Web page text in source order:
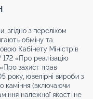
згідно з переліком
обміну та
Кабінету Міністрів
«Про реалізацію
захист прав
року, ювелірні вироби з
каміння (включаючи
належної якості не